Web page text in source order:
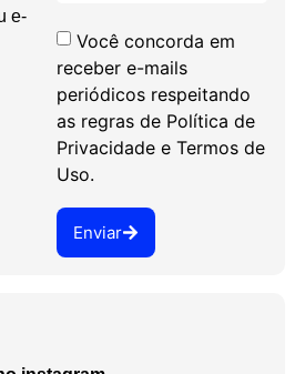
e-
Você concorda em
receber e-mails
periódicos respeitando
as regras de Política de
Privacidade e Termos de
Uso.
Enviar